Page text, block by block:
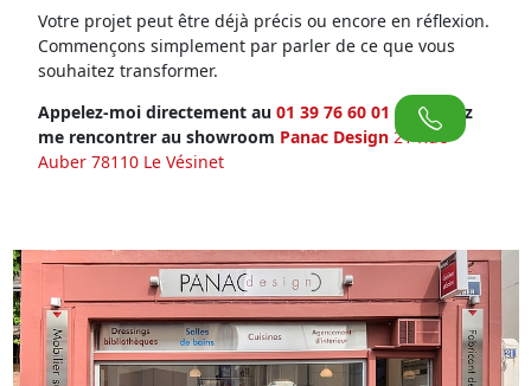
Votre projet peut être déjà précis ou encore en réflexion.
Commençons simplement par parler de ce que vous
souhaitez transformer.
Appelez-moi directement au 01 39 76 60 01 ou venez
me rencontrer au showroom Panac Design 21 Rue
Auber 78110 Le Vésinet